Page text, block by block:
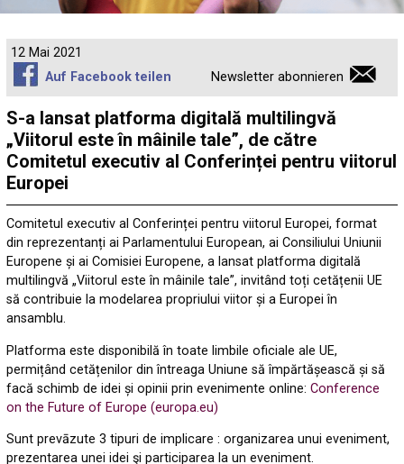
12 Mai 2021
Auf Facebook teilen
Newsletter abonnieren
S-a lansat platforma digitală multilingvă
„Viitorul este în mâinile tale”, de către
Comitetul executiv al Conferinței pentru viitorul
Europei
Comitetul executiv al Conferinței pentru viitorul Europei, format
din reprezentanți ai Parlamentului European, ai Consiliului Uniunii
Europene și ai Comisiei Europene, a lansat platforma digitală
multilingvă „Viitorul este în mâinile tale”, invitând toți cetățenii UE
să contribuie la modelarea propriului viitor și a Europei în
ansamblu.
Platforma este disponibilă în toate limbile oficiale ale UE,
permițând cetățenilor din întreaga Uniune să împărtășească și să
facă schimb de idei și opinii prin evenimente online: Conference
on the Future of Europe (europa.eu)
Sunt prevāzute 3 tipuri de implicare : organizarea unui eveniment,
prezentarea unei idei şi participarea la un eveniment.